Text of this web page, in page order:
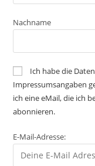
Nachname
Ich habe die
Impressumsangaben
ich eine eMail, die ich
abonnieren.
E-Mail-Adresse: